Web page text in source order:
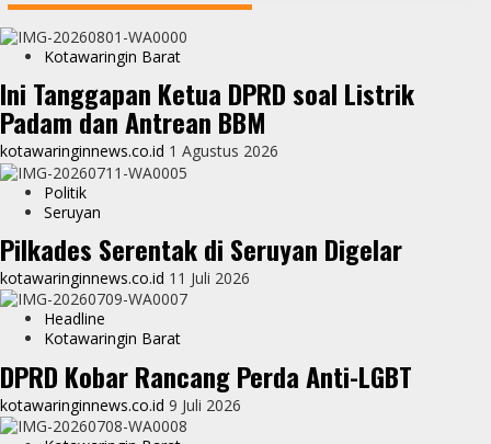
Kotawaringin Barat
Ini Tanggapan Ketua DPRD soal Listrik
Padam dan Antrean BBM
kotawaringinnews.co.id 1 Agustus 2026
Politik
Seruyan
Pilkades Serentak di Seruyan Digelar
kotawaringinnews.co.id 11 Juli 2026
Headline
Kotawaringin Barat
DPRD Kobar Rancang Perda Anti-LGBT
kotawaringinnews.co.id 9 Juli 2026